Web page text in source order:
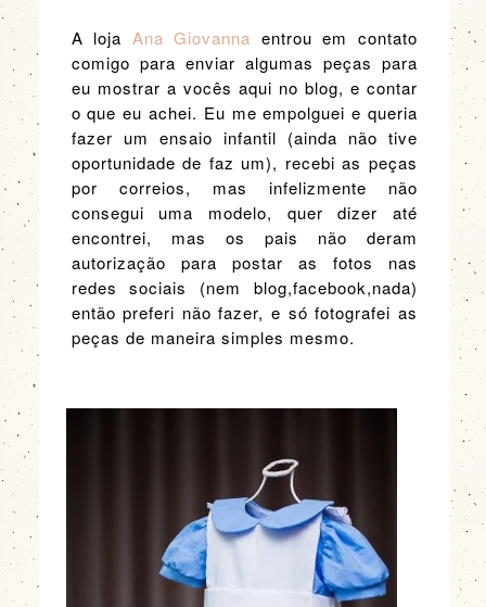
A loja Ana Giovanna entrou em contato
comigo para enviar algumas peças para
eu mostrar a vocês aqui no blog, e contar
o que eu achei. Eu me empolguei e queria
fazer um ensaio infantil (ainda não tive
oportunidade de faz um), recebi as peças
por correios, mas infelizmente não
consegui uma modelo, quer dizer até
encontrei, mas os pais não deram
autorização para postar as fotos nas
redes sociais (nem blog,facebook,nada)
então preferi não fazer, e só fotografei as
peças de maneira simples mesmo.